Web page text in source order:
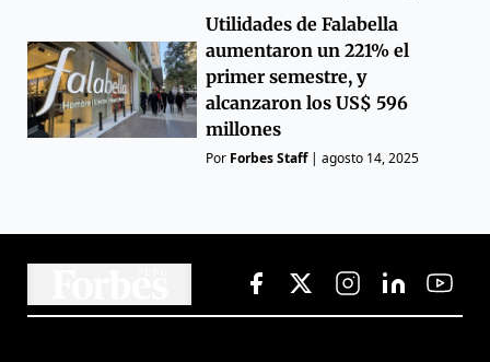
Utilidades de Falabella
aumentaron un 221% el
primer semestre, y
alcanzaron los US$ 596
millones
Por Forbes Staff|agosto 14, 2025